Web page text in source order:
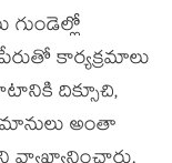
గుండెల్లో
కార్యక్రమాలు
దిక్సూచి,
అంతా